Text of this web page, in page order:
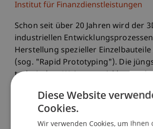
Institut für Finanzdienstleistungen
Schon seit über 20 Jahren wird der
industriellen
Herstellung spezieller
(sog. "Rapid Prototyping"). Die
technischen Weiterentwicklungen
serienmässige Herstellung von
hochwertigen Endprodukten sowie
flächendeckende Einsatz im
Diese Website
Cookies.
Wir verwenden Cookies, um Ihnen